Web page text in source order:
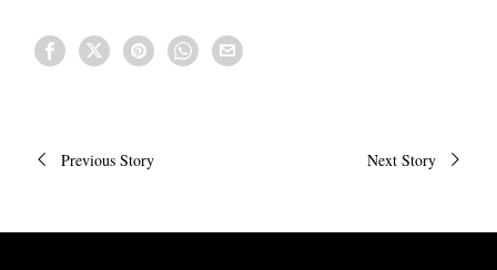
Πλοήγηση
Previous Story Next Story